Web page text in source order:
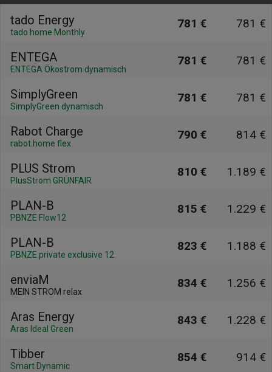
tado Energy
tado home Monthly
781 € 781 €
ENTEGA
ENTEGA Ökostrom dynamisch
781 € 781 €
SimplyGreen
SimplyGreen dynamisch
781 € 781 €
Rabot Charge
rabot.home flex
790 € 814 €
PLUS Strom
PlusStrom GRÜNFAIR
810 € 1.189 €
PLAN-B
PBNZE Flow12
815 € 1.229 €
PLAN-B
PBNZE private exclusive 12
823 € 1.188 €
enviaM
MEIN STROM relax
834 € 1.256 €
Aras Energy
Aras Ideal Green
843 € 1.228 €
Tibber
Smart Dynamic
854 € 914 €